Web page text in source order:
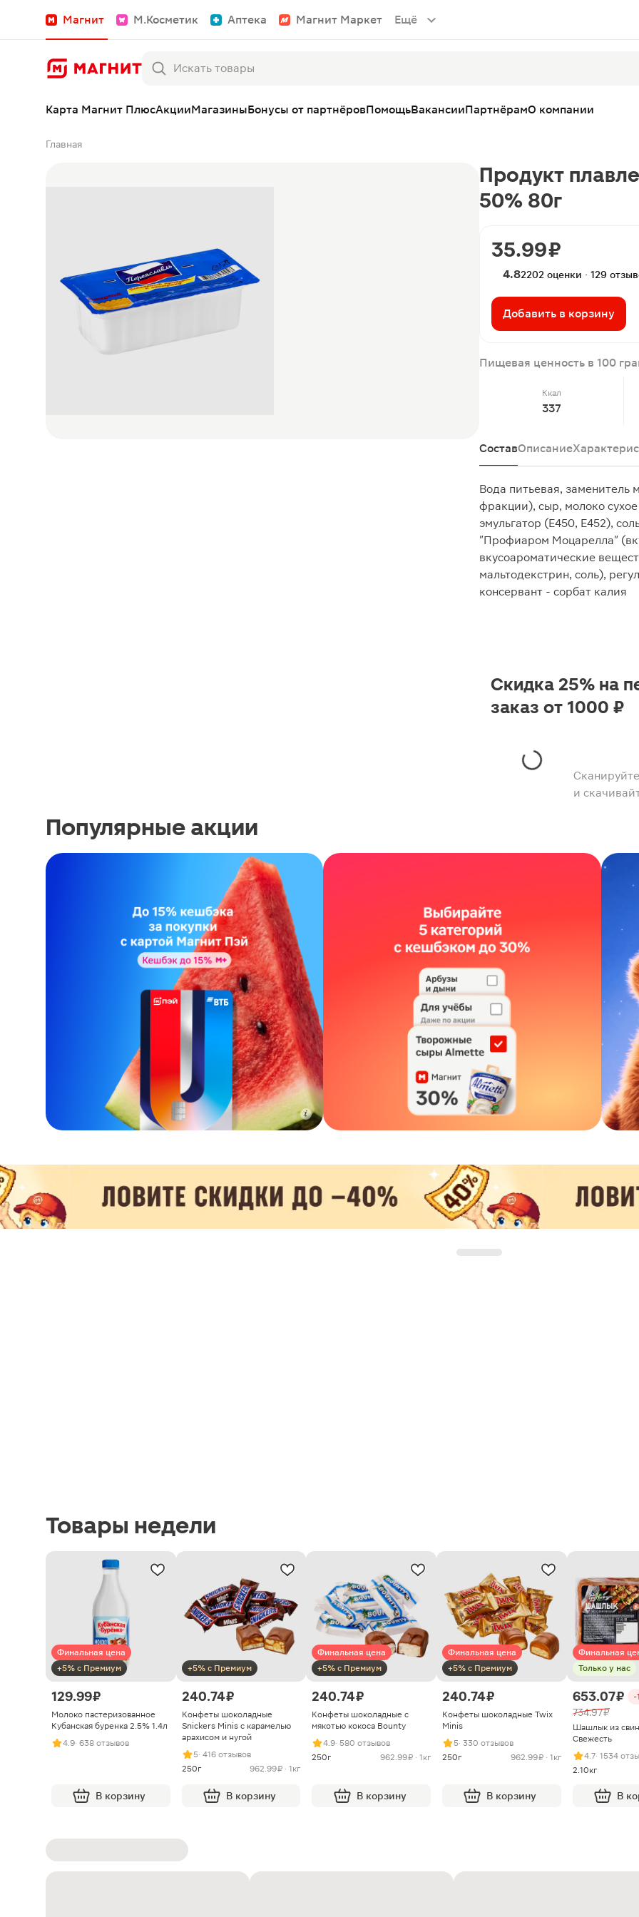
Магнит М.Косметик Аптека Магнит Маркет Ещё
Карта Магнит ПлюсАкцииМагазиныБонусы от партнёровПомощьВакансииПартнёрамО компании
Главная
Продукт
50% 80г
35.99 ₽
4.82202 оценки · 129
Добавить в корзину
Пищевая ценность в 100
Ккал
337
СоставОписание
Вода питьевая, заменитель
фракции), сыр, молоко
эмульгатор (Е450, Е452),
"Профиаром Моцарелла"
вкусоароматические
мальтодекстрин, соль),
консервант - сорбат калия
и
Скидка 25% на
заказ от 1000 ₽
Популярные акции
Товары недели
Финальная цена
+5% с Премиум
129.99 ₽
Молоко пастеризованное
Кубанская буренка 2.5% 1.4л
4.9· 638 отзывов
В корзину
+5% с Премиум
240.74 ₽
Конфеты шоколадные
Snickers Minis с карамелью
арахисом и нугой
5· 416 отзывов
250г
962.99 ₽ · 1кг
В корзину
Финальная цена
+5% с Премиум
240.74 ₽
Конфеты шоколадные с
мякотью кокоса Bounty
4.9· 580 отзывов
250г
962.99 ₽ · 1кг
В корзину
Финальная цена
+5% с Премиум
240.74 ₽
Конфеты шоколадные Twix
Minis
5· 330 отзывов
250г
962.99 ₽ · 1кг
В корзину
Финальная
Только у нас
653.07 ₽ -
734.97 ₽
Шашлык из
Свежесть
4.7· 1534
2.10кг
В